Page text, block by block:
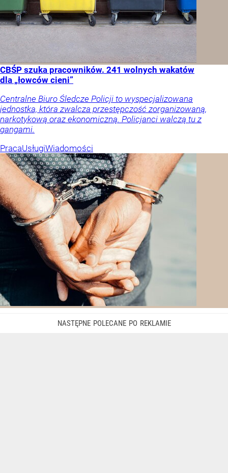
CBŚP szuka pracowników. 241 wolnych wakatów
dla „łowców cieni”
Centralne Biuro Śledcze Policji to wyspecjalizowana
jednostka, która zwalcza przestępczość zorganizowaną,
narkotykową oraz ekonomiczną. Policjanci walczą tu z
gangami.
PracaUsługiWiadomości